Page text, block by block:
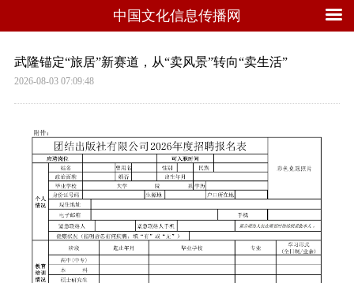
中国文化信息传播网
武隆锚定“旅居”新赛道，从“卖风景”转向“卖生活”
2026-08-03 07:09:48